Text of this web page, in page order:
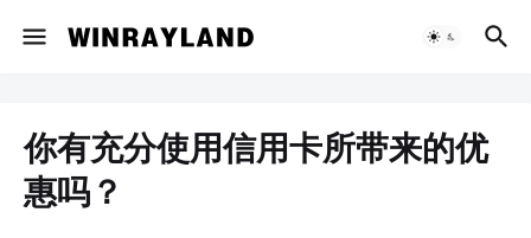
你有充分使用信用卡所带来的优
惠吗？